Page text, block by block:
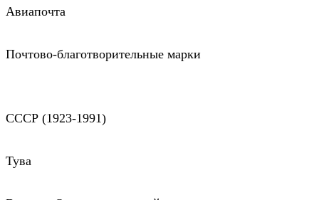
Авиапочта
Почтово-благотворительные марки
СССР (1923-1991)
Тува